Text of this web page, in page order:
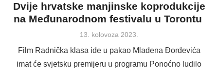
Dvije hrvatske manjinske koprodukcije
na Međunarodnom festivalu u Torontu
Posted
13. kolovoza 2023.
Film Radnička klasa ide u pakao Mladena Đorđevića
imat će svjetsku premijeru u programu Ponoćno ludilo